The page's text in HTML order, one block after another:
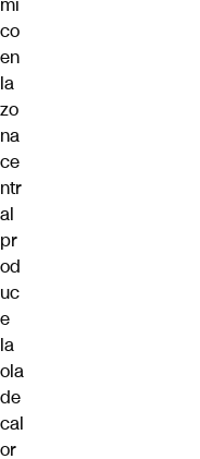
mi
co
en
la
zo
na
ce
ntr
al
pr
od
uc
e
la
ola
de
cal
or